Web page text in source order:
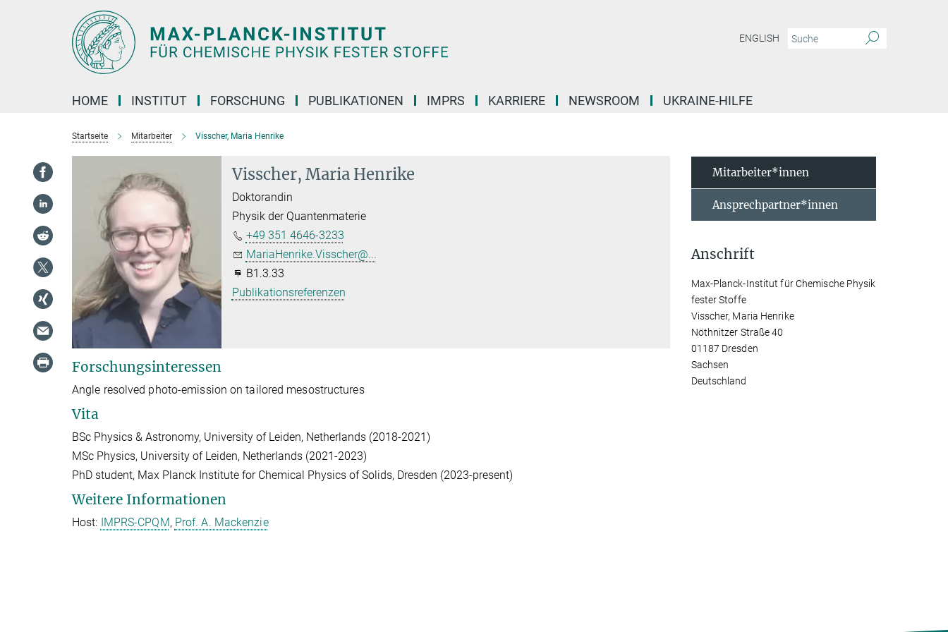
ENGLISH
HOME INSTITUT FORSCHUNG PUBLIKATIONEN IMPRS KARRIERE NEWSROOM UKRAINE-HILFE
Startseite Mitarbeiter Visscher, Maria Henrike
Visscher, Maria Henrike
Doktorandin
Physik der Quantenmaterie
+49 351 4646-3233
MariaHenrike.Visscher@...
B1.3.33
Publikationsreferenzen
Forschungsinteressen
Angle resolved photo-emission on tailored mesostructures
Vita
BSc Physics & Astronomy, University of Leiden, Netherlands (2018-2021)
MSc Physics, University of Leiden, Netherlands (2021-2023)
PhD student, Max Planck Institute for Chemical Physics of Solids, Dresden (2023-present)
Weitere Informationen
Host: IMPRS-CPQM, Prof. A. Mackenzie
Mitarbeiter*innen
Ansprechpartner*innen
Anschrift
Max-Planck-Institut für Chemische Physik
fester Stoffe
Visscher, Maria Henrike
Nöthnitzer Straße 40
01187 Dresden
Sachsen
Deutschland